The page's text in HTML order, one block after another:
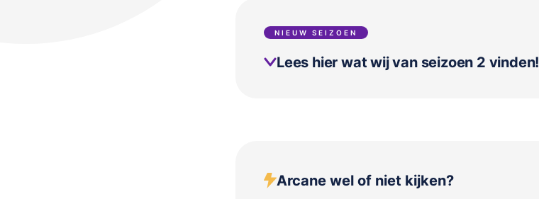
NIEUW SEIZOEN
Lees hier wat wij van seizoen 2 vinden!
Arcane wel of niet kijken?